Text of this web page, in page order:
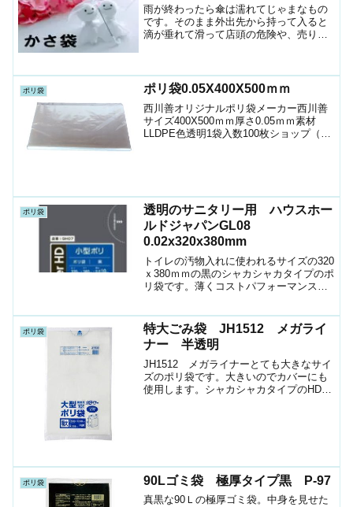
雨が終わったら傘は濡れてじゃまなもの
です。そのまま外出先から持って入ると
滴が垂れて滑って店頭の危険や、売り場
に、紐がついていたり、引っ張るとすぐ
切れるミシン目が入ってい...
ポリ袋 ポリ袋0.05X400X500ｍｍ
西川善オリジナルポリ袋メーカー西川善
サイズ400X500ｍｍ厚さ0.05ｍｍ素材
LLDPE色透明1袋入数100枚ショップ（ポ
ポリ袋
透明のサニタリー用 ハウスホー
ルドジャパンGL08
0.02x320x380mm
トイレの汚物入れに使われるサイズの320
ｘ380ｍｍの黒のシャカシャカタイプのポ
リ袋です。薄くコストパフォーマンスの
ポリ袋
特大ごみ袋 JH1512 メガライ
ナー 半透明
JH1512 メガライナーとても大きなサイ
ズのポリ袋です。大きいのでカバーにも
使用します。シャカシャカタイプのHDポ
ポリ袋 90Lゴミ袋 極厚タイプ黒 P-97
真黒な90Ｌの極厚ゴミ袋。中身を見せた